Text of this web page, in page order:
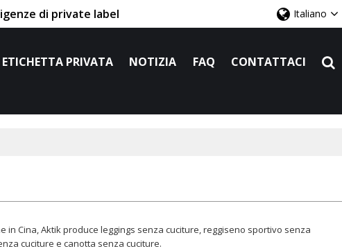
di private label Italiano
ETICHETTA PRIVATA NOTIZIA FAQ CONTATTACI
Cina, Aktik produce leggings senza cuciture, reggiseno sportivo senza
cuciture e canotta senza cuciture.